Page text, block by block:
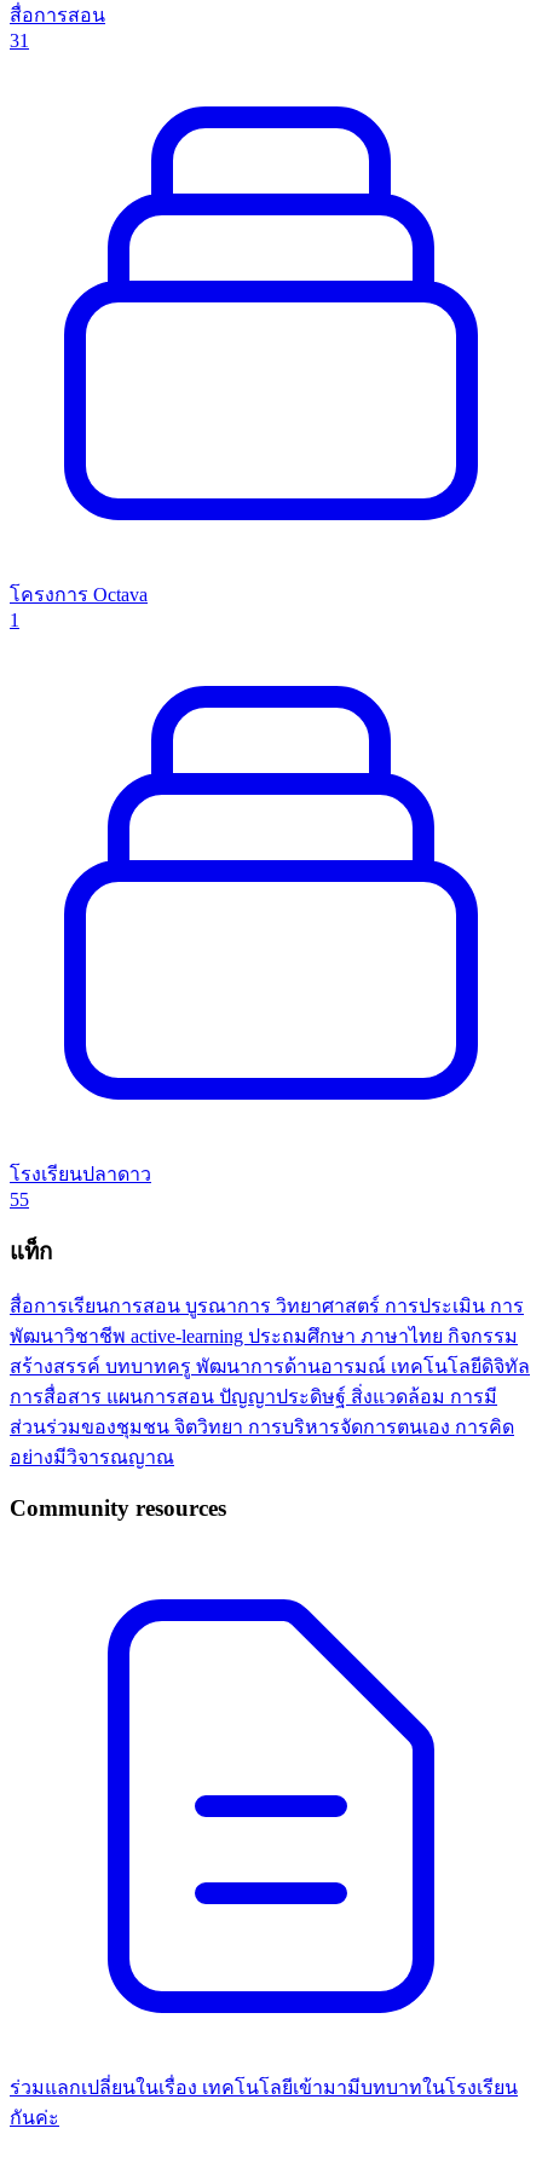
สื่อการสอน
31
โครงการ Octava
1
โรงเรียนปลาดาว
55
แท็ก
สื่อการเรียนการสอน บูรณาการ วิทยาศาสตร์ การประเมิน การ
พัฒนาวิชาชีพ active-learning ประถมศึกษา ภาษาไทย กิจกรรม
สร้างสรรค์ บทบาทครู พัฒนาการด้านอารมณ์ เทคโนโลยีดิจิทัล
การสื่อสาร แผนการสอน ปัญญาประดิษฐ์ สิ่งแวดล้อม การมี
ส่วนร่วมของชุมชน จิตวิทยา การบริหารจัดการตนเอง การคิด
อย่างมีวิจารณญาณ
Community resources
ร่วมแลกเปลี่ยนในเรื่อง เทคโนโลยีเข้ามามีบทบาทในโรงเรียน
กันค่ะ